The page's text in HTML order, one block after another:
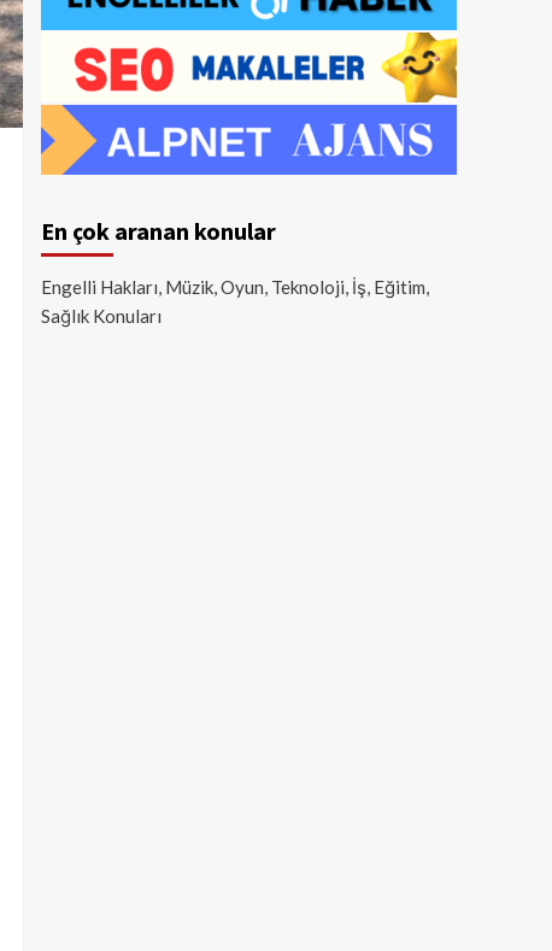
En çok aranan konular
Engelli Hakları, Müzik, Oyun, Teknoloji, İş, Eğitim,
Sağlık Konuları